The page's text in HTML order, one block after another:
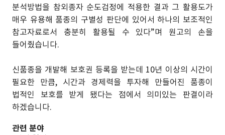
분석방법을 참외종자 순도검정에 적용한 결과 그 활용도가
매우 유용해 품종의 구별성 판단에 있어서 하나의 보조적인
참고자료로서 충분히 활용될 수 있다”며 원고의 손을
들어줬습니다.
신품종을 개발해 보호권 등록을 받는데 10년 이상의 시간이
필요한 만큼, 시간과 경제력을 투자해 만들어진 품종이
법적인 보호를 받게 됐다는 점에서 의미있는 판결이라
하겠습니다.
관련 분야